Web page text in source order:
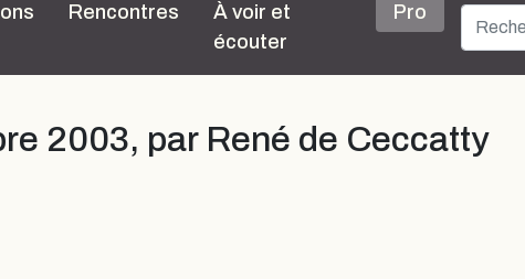
Rencontres
À voir et
écouter
Pro
2003, par René de Ceccatty